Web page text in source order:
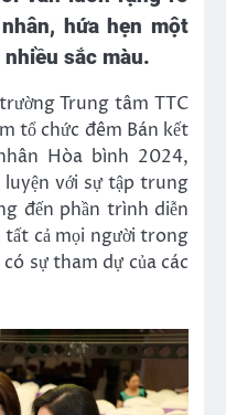
hứa hẹn một
sắc màu.
Trung tâm TTC
tổ chức đêm Bán kết
Hòa bình 2024,
với sự tập trung
đến phần trình diễn
cả mọi người trong
sự tham dự của các